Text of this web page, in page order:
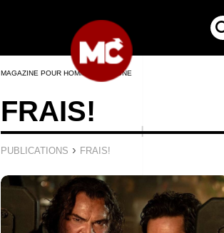
MAGAZINE POUR HOMMES EN LIGNE
FRAIS!
PUBLICATIONS › FRAIS!